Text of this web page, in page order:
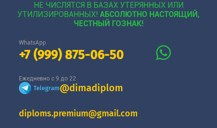
НЕ ЧИСЛЯТСЯ В БАЗАХ УТЕРЯННЫХ ИЛИ
УТИЛИЗИРОВАННЫХ! АБСОЛЮТНО НАСТОЯЩИЙ,
ЧЕСТНЫЙ ГОЗНАК!
WhatsApp
+7 (999) 875-06-50
Ежедневно с 9 до 22
Telegram@dimadiplom
diploms.premium@gmail.com